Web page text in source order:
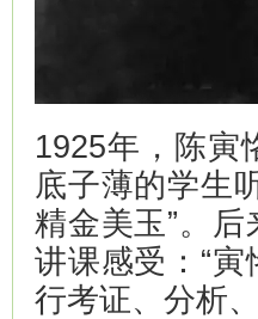
1925年，陈寅
底子薄的学生
精金美玉”。
讲课感受：“
行考证、分析